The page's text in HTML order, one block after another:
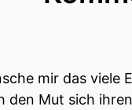
mir das viele
den Mut sich